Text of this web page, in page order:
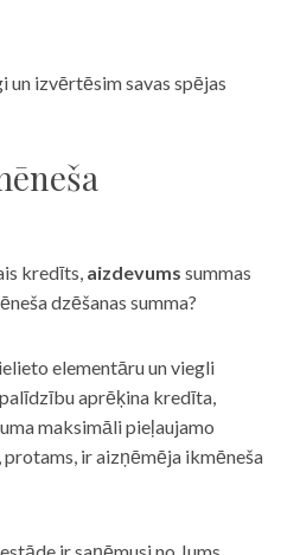
izvērtēsim savas spējas
kredīts, aizdevums summas
dzēšanas summa?
elementāru un viegli
aprēķina kredīta,
maksimāli pieļaujamo
protams, ir aizņēmēja ikmēneša